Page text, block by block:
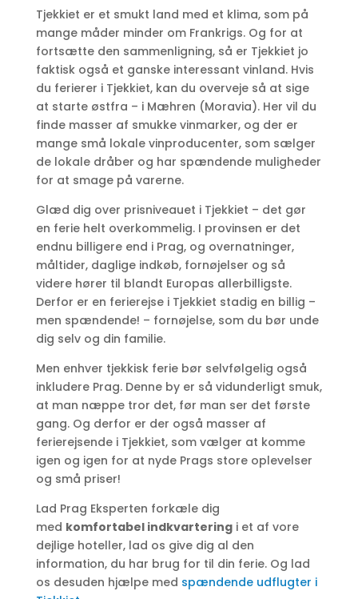
Tjekkiet er et smukt land med et klima, som på
mange måder minder om Frankrigs. Og for at
fortsætte den sammenligning, så er Tjekkiet jo
faktisk også et ganske interessant vinland. Hvis
du ferierer i Tjekkiet, kan du overveje så at sige
at starte østfra – i Mæhren (Moravia). Her vil du
finde masser af smukke vinmarker, og der er
mange små lokale vinproducenter, som sælger
de lokale dråber og har spændende muligheder
for at smage på varerne.
Glæd dig over prisniveauet i Tjekkiet – det gør
en ferie helt overkommelig. I provinsen er det
endnu billigere end i Prag, og overnatninger,
måltider, daglige indkøb, fornøjelser og så
videre hører til blandt Europas allerbilligste.
Derfor er en ferierejse i Tjekkiet stadig en billig –
men spændende! – fornøjelse, som du bør unde
dig selv og din familie.
Men enhver tjekkisk ferie bør selvfølgelig også
inkludere Prag. Denne by er så vidunderligt smuk,
at man næppe tror det, før man ser det første
gang. Og derfor er der også masser af
ferierejsende i Tjekkiet, som vælger at komme
igen og igen for at nyde Prags store oplevelser
og små priser!
Lad Prag Eksperten forkæle dig
med komfortabel indkvarteringi et af vore
dejlige hoteller, lad os give dig al den
information, du har brug for til din ferie. Og lad
os desuden hjælpe med spændende udflugter i